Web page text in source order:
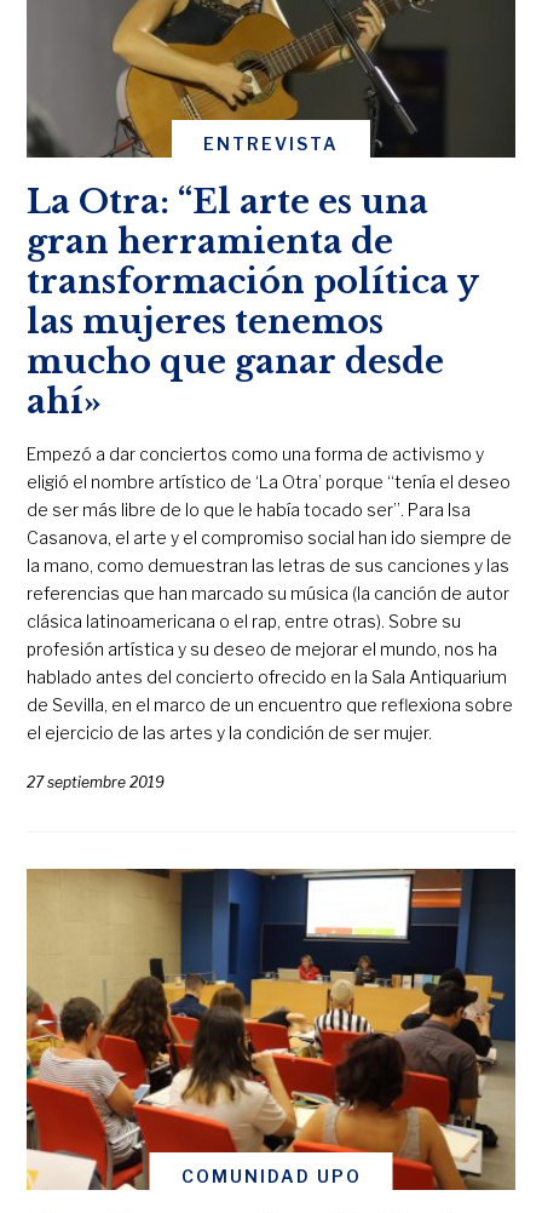
ENTREVISTA
La Otra: “El arte es una
gran herramienta de
transformación política y
las mujeres tenemos
mucho que ganar desde
ahí»
Empezó a dar conciertos como una forma de activismo y
eligió el nombre artístico de ‘La Otra’ porque “tenía el deseo
de ser más libre de lo que le había tocado ser”. Para Isa
Casanova, el arte y el compromiso social han ido siempre de
la mano, como demuestran las letras de sus canciones y las
referencias que han marcado su música (la canción de autor
clásica latinoamericana o el rap, entre otras). Sobre su
profesión artística y su deseo de mejorar el mundo, nos ha
hablado antes del concierto ofrecido en la Sala Antiquarium
de Sevilla, en el marco de un encuentro que reflexiona sobre
el ejercicio de las artes y la condición de ser mujer.
27 septiembre 2019
COMUNIDAD UPO